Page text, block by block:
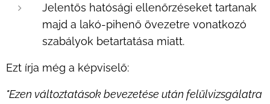
Jelentős hatósági ellenőrzéseket tartanak
majd a lakó-pihenő övezetre vonatkozó
szabályok betartatása miatt.
Ezt írja még a képviselő:
"Ezen változtatások bevezetése után felülvizsgálatra